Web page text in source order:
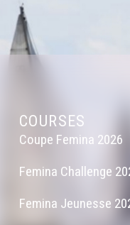
COURSES
Coupe Femina 2026
Femina Challenge
Femina Jeunesse